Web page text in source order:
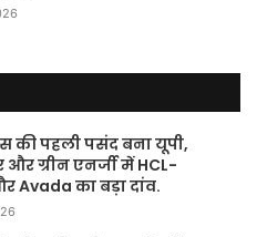
की पहली पसंद बना यूपी,
ग्रीन एनर्जी में HCL-
Avada का बड़ा दांव.